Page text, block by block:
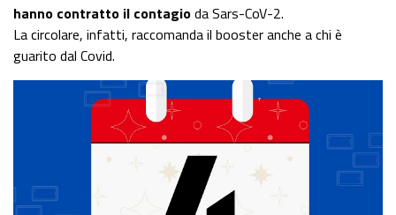
hanno contratto il contagioda Sars-CoV-2.
La circolare, infatti, raccomanda il booster anche a chi è
guarito dal Covid.